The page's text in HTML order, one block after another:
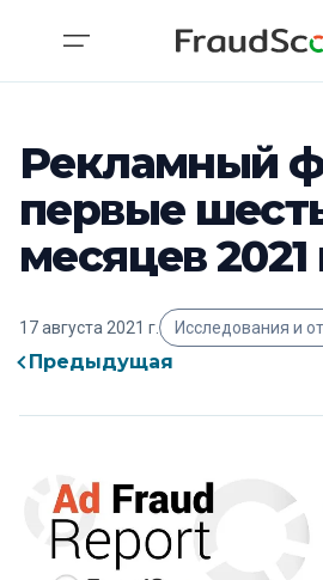
Рекламный
первые
месяцев 2021
17 августа 2021 г. Исследования и
Предыдущая